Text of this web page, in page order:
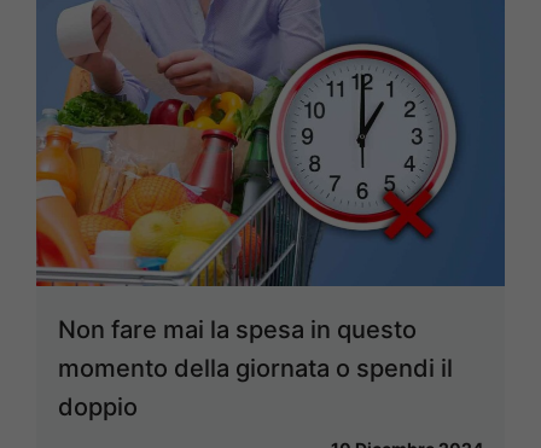
Non fare mai la spesa in questo
momento della giornata o spendi il
doppio